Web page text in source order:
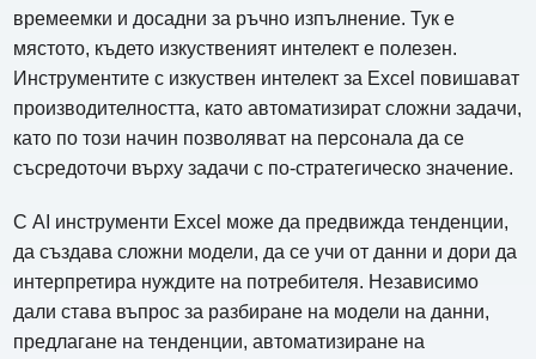
времеемки и досадни за ръчно изпълнение. Тук е
мястото, където изкуственият интелект е полезен.
Инструментите с изкуствен интелект за Excel повишават
производителността, като автоматизират сложни задачи,
като по този начин позволяват на персонала да се
съсредоточи върху задачи с по-стратегическо значение.
С AI инструменти Excel може да предвижда тенденции,
да създава сложни модели, да се учи от данни и дори да
интерпретира нуждите на потребителя. Независимо
дали става въпрос за разбиране на модели на данни,
предлагане на тенденции, автоматизиране на